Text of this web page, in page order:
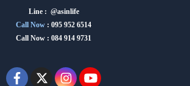
Line : @asinlife
Call Now : 095 952 6514
Call Now : 084 914 9731